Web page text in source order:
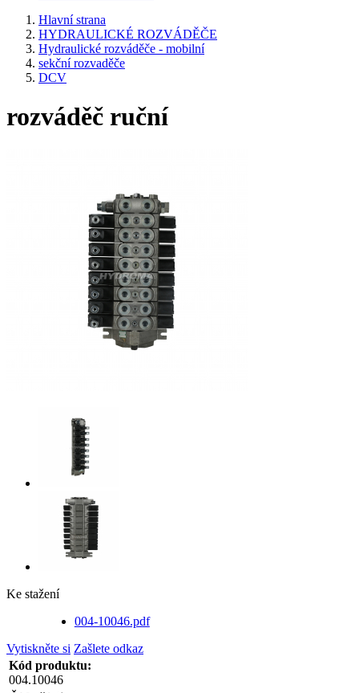
Hlavní strana
HYDRAULICKÉ ROZVÁDĚČE
Hydraulické rozváděče - mobilní
sekční rozvaděče
DCV
rozváděč ruční
Ke stažení
004-10046.pdf
Vytiskněte si Zašlete odkaz
Kód produktu:
004.10046